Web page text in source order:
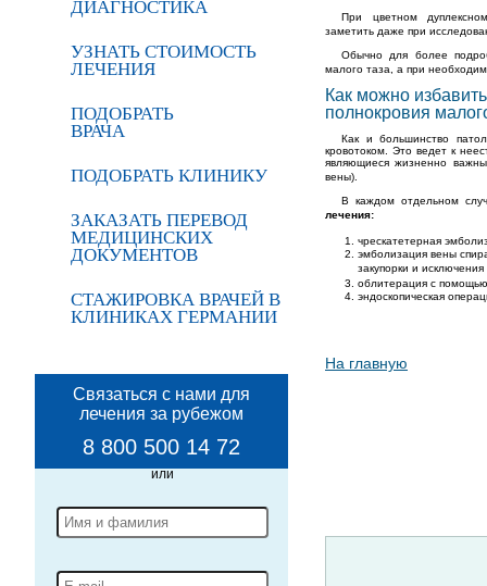
ДИАГНОСТИКА
УЗНАТЬ СТОИМОСТЬ
ЛЕЧЕНИЯ
ПОДОБРАТЬ
ВРАЧА
ПОДОБРАТЬ КЛИНИКУ
ЗАКАЗАТЬ ПЕРЕВОД
МЕДИЦИНСКИХ
ДОКУМЕНТОВ
СТАЖИРОВКА ВРАЧЕЙ В
КЛИНИКАХ ГЕРМАНИИ
Связаться с нами для
лечения за рубежом
8 800 500 14 72
При цветном
заметить даже при
Обычно для более
малого таза, а при
Как можно
полнокровия
Как и большинство
кровотоком. Это ведет к
являющиеся жизненно
вены).
В каждом отдельном
лечения:
чрескатетерная
эмболизация вены
закупорки и
облитерация с
эндоскопическая
На главную